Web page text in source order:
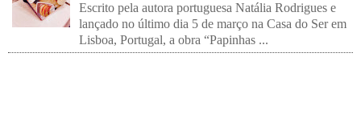
Escrito pela autora portuguesa Natália Rodrigues e
lançado no último dia 5 de março na Casa do Ser em
Lisboa, Portugal, a obra “Papinhas ...